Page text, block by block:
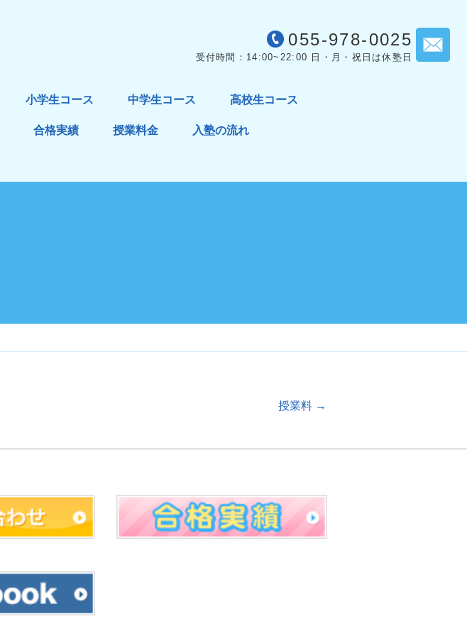
055-978-0025
受付時間：14:00~22:00 日・月・祝日は休塾日
小学生コース 中学生コース 高校生コース
合格実績 授業料金 入塾の流れ
授業料 →